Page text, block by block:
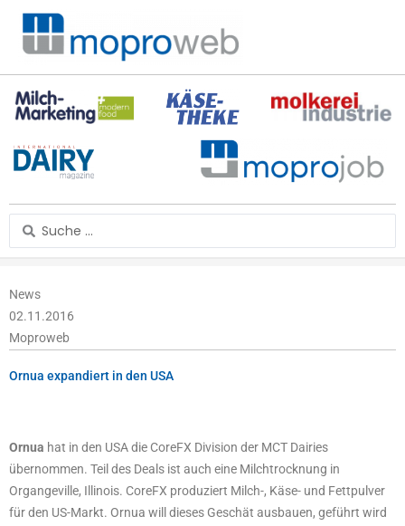
Zum
Inhalt
springen
Search
...
News
02.11.2016
Moproweb
Ornua expandiert in den USA
Ornua hat in den USA die CoreFX Division der MCT Dairies
übernommen. Teil des Deals ist auch eine Milchtrocknung in
Organgeville, Illinois. CoreFX produziert Milch-, Käse- und Fettpulver
für den US-Markt. Ornua will dieses Geschät ausbauen, geführt wird